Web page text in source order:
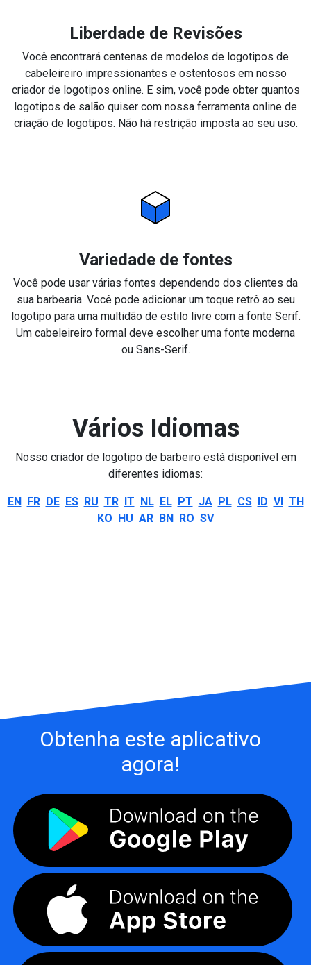
Liberdade de Revisões
Você encontrará centenas de modelos de logotipos de
cabeleireiro impressionantes e ostentosos em nosso
criador de logotipos online. E sim, você pode obter quantos
logotipos de salão quiser com nossa ferramenta online de
criação de logotipos. Não há restrição imposta ao seu uso.
Variedade de fontes
Você pode usar várias fontes dependendo dos clientes da
sua barbearia. Você pode adicionar um toque retrô ao seu
logotipo para uma multidão de estilo livre com a fonte Serif.
Um cabeleireiro formal deve escolher uma fonte moderna
ou Sans-Serif.
Vários Idiomas
Nosso criador de logotipo de barbeiro está disponível em
diferentes idiomas:
EN FR DE ES RU TR IT NL EL PT JA PL CS ID VI TH
KO HU AR BN RO SV
Obtenha este aplicativo
agora!